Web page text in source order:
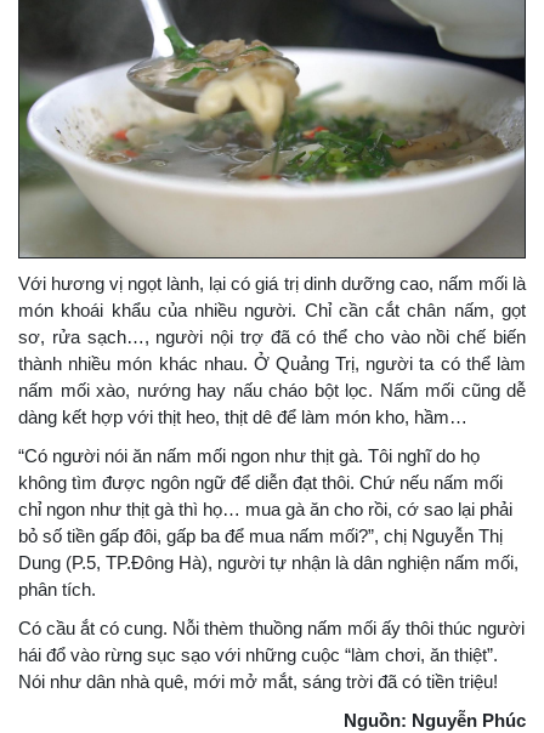
Với hương vị ngọt lành, lại có giá trị dinh dưỡng cao, nấm mối là
món khoái khẩu của nhiều người. Chỉ cần cắt chân nấm, gọt
sơ, rửa sạch…, người nội trợ đã có thể cho vào nồi chế biến
thành nhiều món khác nhau. Ở Quảng Trị, người ta có thể làm
nấm mối xào, nướng hay nấu cháo bột lọc. Nấm mối cũng dễ
dàng kết hợp với thịt heo, thịt dê để làm món kho, hầm…
“Có người nói ăn nấm mối ngon như thịt gà. Tôi nghĩ do họ
không tìm được ngôn ngữ để diễn đạt thôi. Chứ nếu nấm mối
chỉ ngon như thịt gà thì họ… mua gà ăn cho rồi, cớ sao lại phải
bỏ số tiền gấp đôi, gấp ba để mua nấm mối?”, chị Nguyễn Thị
Dung (P.5, TP.Đông Hà), người tự nhận là dân nghiện nấm mối,
phân tích.
Có cầu ắt có cung. Nỗi thèm thuồng nấm mối ấy thôi thúc người
hái đổ vào rừng sục sạo với những cuộc “làm chơi, ăn thiệt”.
Nói như dân nhà quê, mới mở mắt, sáng trời đã có tiền triệu!
Nguồn: Nguyễn Phúc